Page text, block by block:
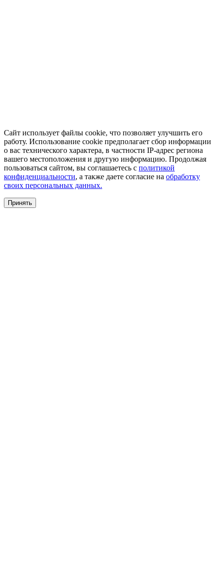
Сайт использует файлы cookie, что позволяет улучшить его
работу. Использование cookie предполагает сбор информации
о вас технического характера, в частности IP-адрес региона
вашего местоположения и другую информацию. Продолжая
пользоваться сайтом, вы соглашаетесь с политикой
конфиденциальности, а также даете согласие на обработку
своих персональных данных.
Принять